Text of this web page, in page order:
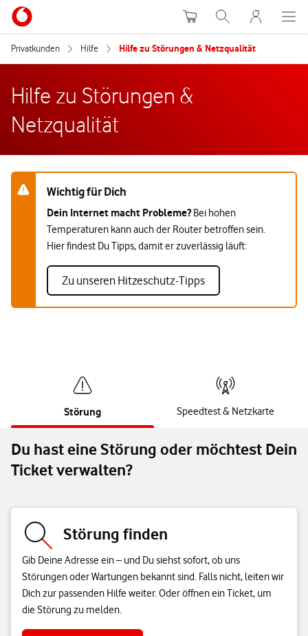
WarenkorbSuche MeinVodafone
Privatkunden Hilfe Hilfe zu Störungen & Netzqualität
Hilfe zu Störungen &
Netzqualität
Meldung mit dringendem Hinweis
Wichtig für Dich
Dein Internet macht Probleme?Bei hohen
Temperaturen kann auch der Router betroffen sein.
Hier findest Du Tipps, damit er zuverlässig läuft:
Zu unseren Hitzeschutz-Tipps
Störung Speedtest & Netzkarte
Du hast eine Störung oder möchtest Dein
Ticket verwalten?
Störung finden
Gib Deine Adresse ein – und Du siehst sofort, ob uns
Störungen oder Wartungen bekannt sind. Falls nicht, leiten wir
Dich zur passenden Hilfe weiter. Oder öffnen ein Ticket, um
die Störung zu melden.